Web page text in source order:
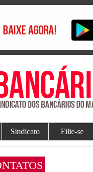
Sindicato Filie-se